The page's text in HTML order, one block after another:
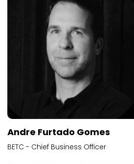
Andre Furtado Gomes
BETC - Chief Business Officer